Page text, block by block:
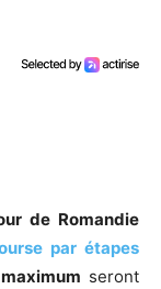
de Romandie
par étapes
seront